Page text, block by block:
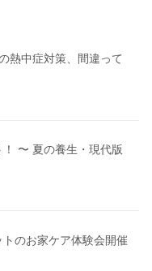
熱中症対策、間違って
〜 夏の養生・現代版
のお家ケア体験会開催